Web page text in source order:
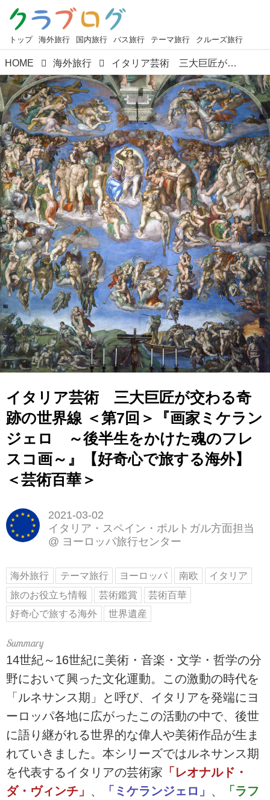
トップ 海外旅行 国内旅行 バス旅行 テーマ旅行 クルーズ旅行
HOME 海外旅行 イタリア芸術 三大巨匠が交わる奇跡の世界線 ＜第7回＞『画家ミケランジェロ ～後半生をかけた魂のフレスコ画～』【好奇心で旅する海外】＜芸術百華＞
イタリア芸術 三大巨匠が交わる奇
跡の世界線 ＜第7回＞『画家ミケラン
ジェロ ～後半生をかけた魂のフレ
スコ画～』【好奇心で旅する海外】
＜芸術百華＞
2021-03-02
イタリア・スペイン・ポルトガル方面担当
@ ヨーロッパ旅行センター
海外旅行 テーマ旅行 ヨーロッパ 南欧
イタリア
旅のお役立ち情報
芸術鑑賞
芸術百華
好奇心で旅する海外
世界遺産
14世紀～16世紀に美術・音楽・文学・哲学の分
野において興った文化運動。この激動の時代を
「ルネサンス期」と呼び、イタリアを発端にヨ
ーロッパ各地に広がったこの活動の中で、後世
に語り継がれる世界的な偉人や美術作品が生ま
れていきました。本シリーズではルネサンス期
を代表するイタリアの芸術家 「レオナルド・
ダ・ヴィンチ」 、 「ミケランジェロ」 、
「ラフ